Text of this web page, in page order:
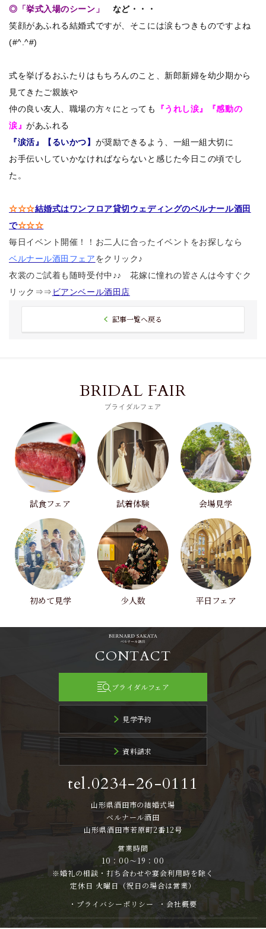
◎「挙式入場のシーン」
など・・・
笑顔があふれる結婚式ですが、そこには涙もつきものですよね
(#^.^#)
式を挙げるおふたりはもちろんのこと、新郎新婦を幼少期から
見てきたご親族や
仲の良い友人、職場の方々にとっても
『うれし涙』『感動の
涙』があふれる
『涙活』【るいかつ】 が奨励できるよう、一組一組大切に
お手伝いしていかなければならないと感じた今日この頃でし
た。
☆☆☆結婚式はワンフロア貸切ウェディングのベルナール酒田
で☆☆☆
毎日イベント開催！！お二人に合ったイベントをお探しなら
ベルナール酒田フェアをクリック♪
衣裳のご試着も随時受付中♪♪ 花嫁に憧れの皆さんは今すぐク
リック⇒⇒ ビアンベール酒田店
記事一覧へ戻る
BRIDAL FAIR
ブライダルフェア
試食フェア 試着体験 会場見学
初めて見学 少人数 平日フェア
CONTACT
ブライダルフェア
見学予約
資料請求
tel.0234-26-0111
山形県酒田市の結婚式場
ベルナール酒田
山形県酒田市若原町2番12号
営業時間
10：00～19：00
※婚礼の相談・打ち合わせや宴会利用時を除く
定休日 火曜日（祝日の場合は営業）
・プライバシーポリシー
・会社概要